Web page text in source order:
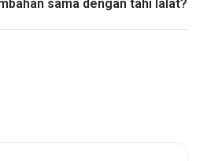
sama dengan tahi lalat?